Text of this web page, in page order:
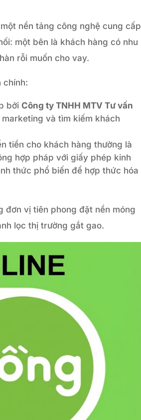
nền tảng công nghệ cung cấp
một bên là khách hàng có nhu
rỗi muốn cho vay.
chính:
bởiCông ty TNHH MTV Tư vấn
và tìm kiếm khách
tiền cho khách hàng thường là
hợp pháp với giấy phép kinh
thức phổ biến để hợp thức hóa
đơn vị tiên phong đặt nền móng
lọc thị trường gắt gao.